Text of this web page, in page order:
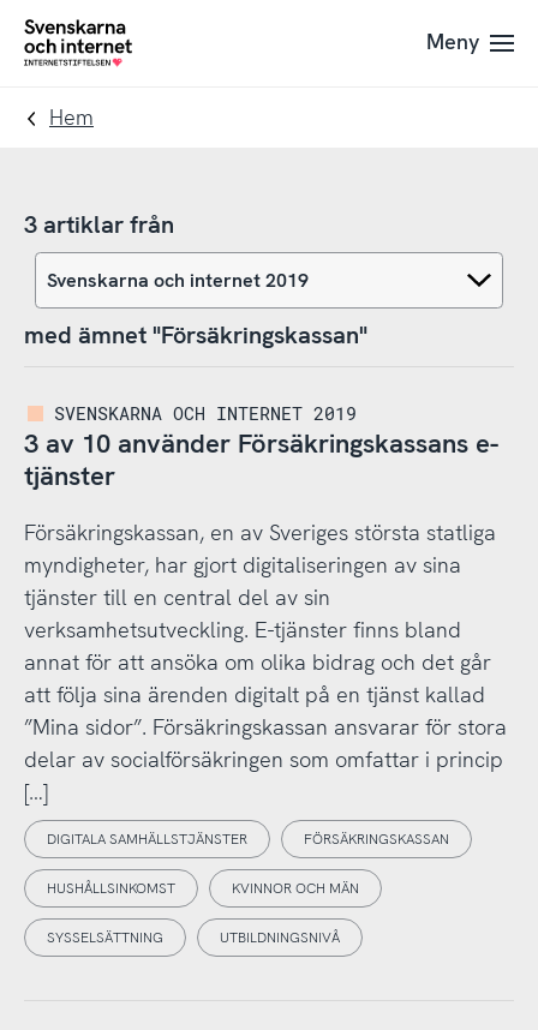
Till
navigation
Till
innehåll
To
Meny
Hem
3 artiklar från
med ämnet "Försäkringskassan"
SVENSKARNA OCH INTERNET 2019
3 av 10 använder Försäkringskassans e-
tjänster
Försäkringskassan, en av Sveriges största statliga
myndigheter, har gjort digitaliseringen av sina
tjänster till en central del av sin
verksamhetsutveckling. E-tjänster finns bland
annat för att ansöka om olika bidrag och det går
att följa sina ärenden digitalt på en tjänst kallad
”Mina sidor”. Försäkringskassan ansvarar för stora
delar av socialförsäkringen som omfattar i princip
[…]
DIGITALA SAMHÄLLSTJÄNSTER FÖRSÄKRINGSKASSAN
HUSHÅLLSINKOMST KVINNOR OCH MÄN
SYSSELSÄTTNING UTBILDNINGSNIVÅ